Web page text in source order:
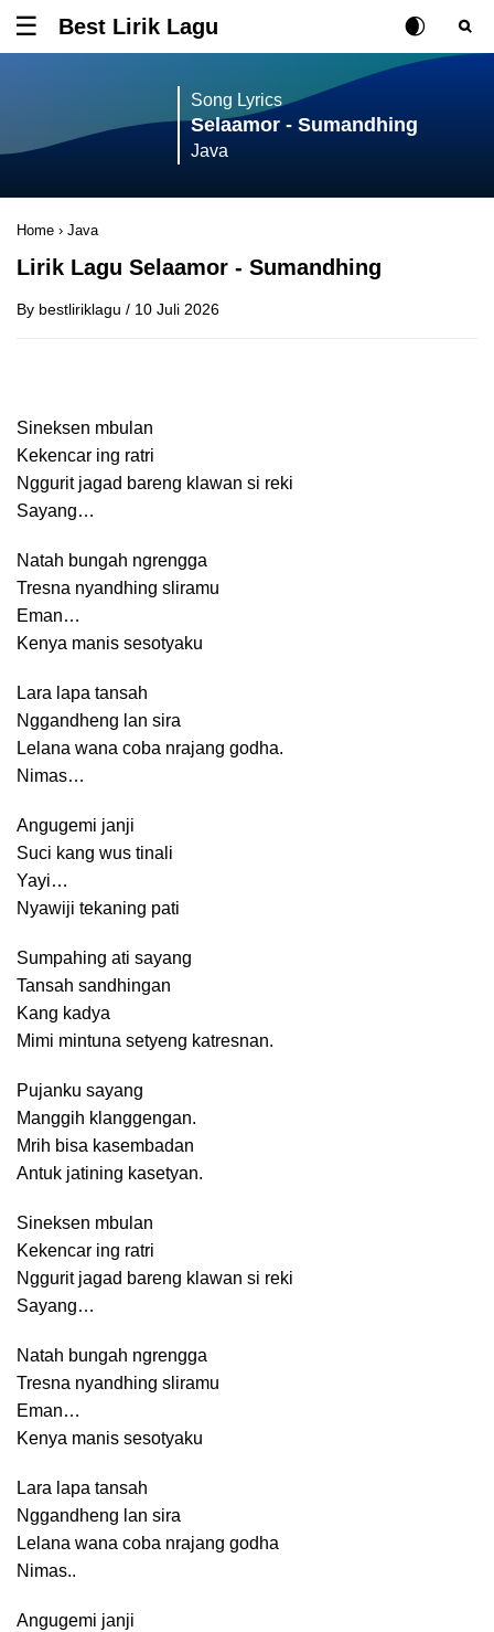
Tombol untuk membuka atau menutup menu
Best Lirik Lagu Rubah Posisi
Tombol
Song Lyrics
Selaamor - Sumandhing
Java
Home › Java
Lirik Lagu Selaamor - Sumandhing
By bestliriklagu / 10 Juli 2026
Sineksen mbulan
Kekencar ing ratri
Nggurit jagad bareng klawan si reki
Sayang…
Natah bungah ngrengga
Tresna nyandhing sliramu
Eman…
Kenya manis sesotyaku
Lara lapa tansah
Nggandheng lan sira
Lelana wana coba nrajang godha.
Nimas…
Angugemi janji
Suci kang wus tinali
Yayi…
Nyawiji tekaning pati
Sumpahing ati sayang
Tansah sandhingan
Kang kadya
Mimi mintuna setyeng katresnan.
Pujanku sayang
Manggih klanggengan.
Mrih bisa kasembadan
Antuk jatining kasetyan.
Sineksen mbulan
Kekencar ing ratri
Nggurit jagad bareng klawan si reki
Sayang…
Natah bungah ngrengga
Tresna nyandhing sliramu
Eman…
Kenya manis sesotyaku
Lara lapa tansah
Nggandheng lan sira
Lelana wana coba nrajang godha
Nimas..
Angugemi janji